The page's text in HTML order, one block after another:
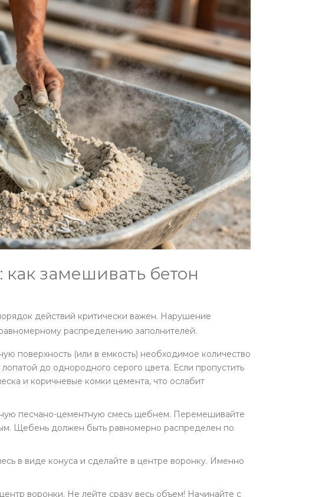
замешивать бетон
действий критически важен. Нарушение
распределению заполнителей.
поверхность (или в емкость) необходимое количество
до однородного серого цвета. Если пропустить
и коричневые комки цемента, что ослабит
песчано-цементную смесь щебнем. Перемешивайте
Щебень должен быть равномерно распределен по
в виде конуса и сделайте в центре воронку. Именно
воронки. Не лейте сразу весь объем! Начинайте с